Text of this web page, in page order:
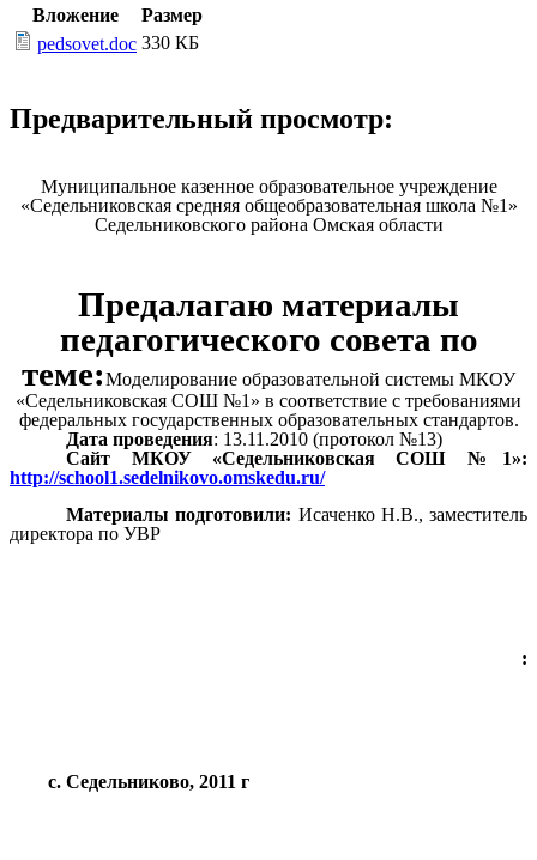
Вложение
Размер
pedsovet.doc 330 КБ
Предварительный просмотр:
Муниципальное казенное образовательное учреждение
«Седельниковская средняя общеобразовательная школа №1»
Седельниковского района Омская области
Предалагаю материалы
педагогического совета по
теме:Моделирование образовательной системы МКОУ
«Седельниковская СОШ №1» в соответствие с требованиями
федеральных государственных образовательных стандартов.
Дата проведения: 13.11.2010 (протокол №13)
Сайт МКОУ «Седельниковская СОШ №1»:
http://school1.sedelnikovo.omskedu.ru/
Материалы подготовили: Исаченко Н.В., заместитель
директора по УВР
:
с. Седельниково, 2011 г